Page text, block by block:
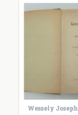
Wessely Joseph